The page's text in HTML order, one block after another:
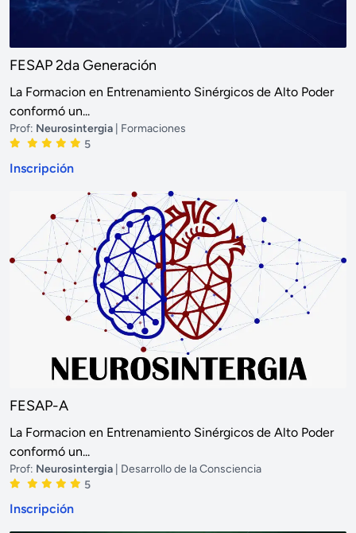
FESAP 2da Generación
La Formacion en Entrenamiento Sinérgicos de Alto Poder
conformó un...
Prof: Neurosintergia | Formaciones
5
Inscripción
FESAP-A
La Formacion en Entrenamiento Sinérgicos de Alto Poder
conformó un...
Prof: Neurosintergia | Desarrollo de la Consciencia
5
Inscripción